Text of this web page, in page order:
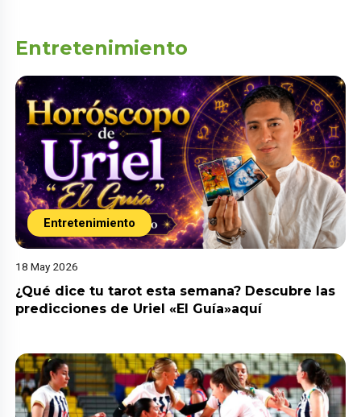
Entretenimiento
Entretenimiento
18 May 2026
¿Qué dice tu tarot esta semana? Descubre las
predicciones de Uriel «El Guía»aquí